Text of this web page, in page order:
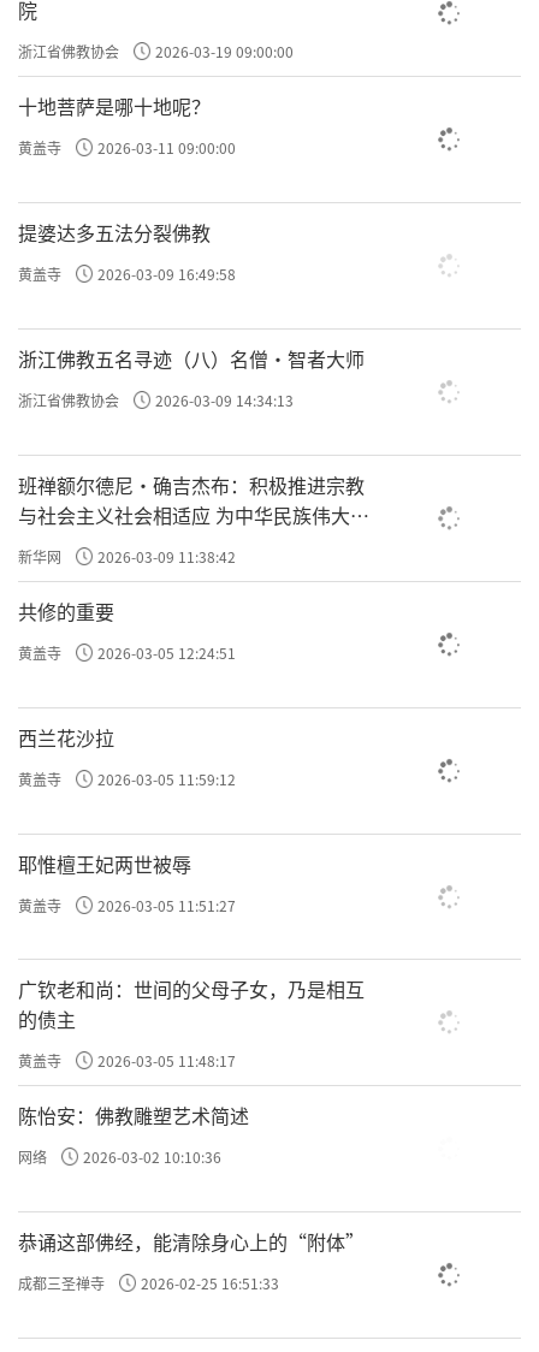
院
浙江省佛教协会 2026-03-19 09:00:00
十地菩萨是哪十地呢？
黄盖寺 2026-03-11 09:00:00
提婆达多五法分裂佛教
黄盖寺 2026-03-09 16:49:58
浙江佛教五名寻迹（八）名僧·智者大师
浙江省佛教协会 2026-03-09 14:34:13
班禅额尔德尼·确吉杰布：积极推进宗教
与社会主义社会相适应 为中华民族伟大复
兴贡献力量
新华网 2026-03-09 11:38:42
共修的重要
黄盖寺 2026-03-05 12:24:51
西兰花沙拉
黄盖寺 2026-03-05 11:59:12
耶惟檀王妃两世被辱
黄盖寺 2026-03-05 11:51:27
广钦老和尚：世间的父母子女，乃是相互
的债主
黄盖寺 2026-03-05 11:48:17
陈怡安：佛教雕塑艺术简述
网络 2026-03-02 10:10:36
恭诵这部佛经，能清除身心上的“附体”
成都三圣禅寺 2026-02-25 16:51:33